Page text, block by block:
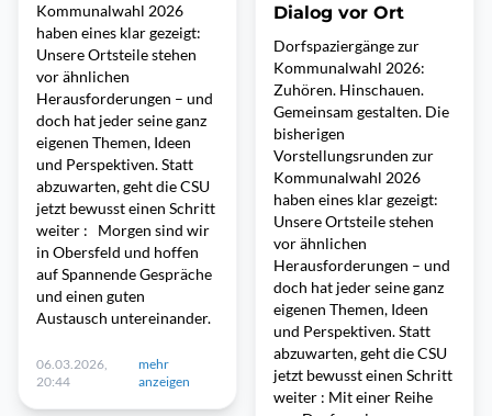
Kommunalwahl 2026
haben eines klar gezeigt:
Unsere Ortsteile stehen
vor ähnlichen
Herausforderungen – und
doch hat jeder seine ganz
eigenen Themen, Ideen
und Perspektiven. Statt
abzuwarten, geht die CSU
jetzt bewusst einen Schritt
weiter : Morgen sind wir
in Obersfeld und hoffen
auf Spannende Gespräche
und einen guten
Austausch untereinander.
06.03.2026,
20:44
mehr
anzeigen
Dialog vor Ort
Dorfspaziergänge zur
Kommunalwahl 2026:
Zuhören. Hinschauen.
Gemeinsam gestalten. Die
bisherigen
Vorstellungsrunden zur
Kommunalwahl 2026
haben eines klar gezeigt:
Unsere Ortsteile stehen
vor ähnlichen
Herausforderungen – und
doch hat jeder seine ganz
eigenen Themen, Ideen
und Perspektiven. Statt
abzuwarten, geht die CSU
jetzt bewusst einen Schritt
weiter : Mit einer Reihe